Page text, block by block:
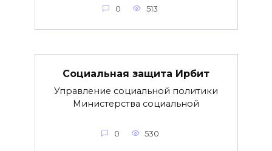
0 513
Социальная защита Ирбит
Управление социальной политики
Министерства социальной
0 530